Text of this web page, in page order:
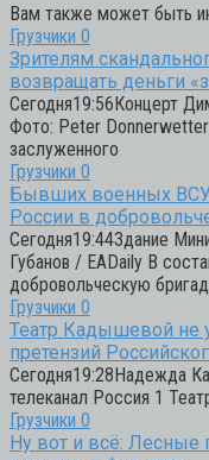
Вам также может быть
Грузчики 0
Зрителям
возвращать деньги
Сегодня19:56Концерт
Фото: Peter Donnerwetter
заслуженного
Грузчики 0
Бывших военных ВСУ
России в
Сегодня19:44Здание
Губанов / EADaily В
добровольческую
Грузчики 0
Театр Кадышевой не
претензий
Сегодня19:28Надежда
телеканал Россия 1
Грузчики 0
Ну вот и всё: Лесные